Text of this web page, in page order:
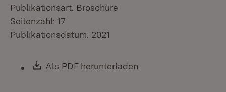
Publikationsart: Broschüre
Seitenzahl: 17
Publikationsdatum: 2021
Download:
Als PDF herunterladen